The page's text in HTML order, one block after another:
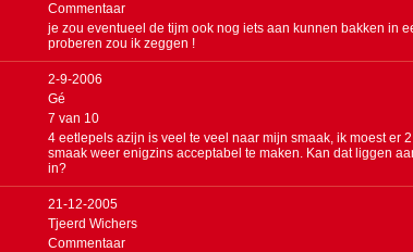
Commentaar
je zou eventueel de tijm ook nog iets aan kunnen bakken in
proberen zou ik zeggen !
2-9-2006
Gé
7 van 10
4 eetlepels azijn is veel te veel naar mijn smaak, ik moest er
smaak weer enigzins acceptabel te maken. Kan dat liggen
in?
21-12-2005
Tjeerd Wichers
Commentaar